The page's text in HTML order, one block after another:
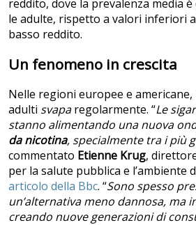
reddito, dove la prevalenza media
le adulte, rispetto a valori inferiori
basso reddito.
Un fenomeno in crescita
Nelle regioni europee e americane,
adulti svaparegolarmente. “Le
stanno alimentando una nuova
da nicotina, specialmente tra i più
commentato Etienne Krug,
per la salute pubblica e l’ambiente
articolo della Bbc. “Sono spesso
un’alternativa meno dannosa, ma
creando nuove generazioni di